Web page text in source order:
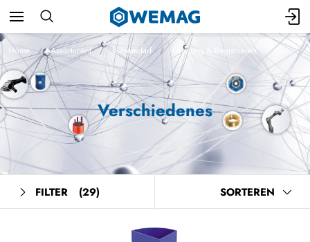
Home Assortiment Bürobedarf Ordnung & Registrieren
Verschiedenes
FILTER (29) SORTEREN